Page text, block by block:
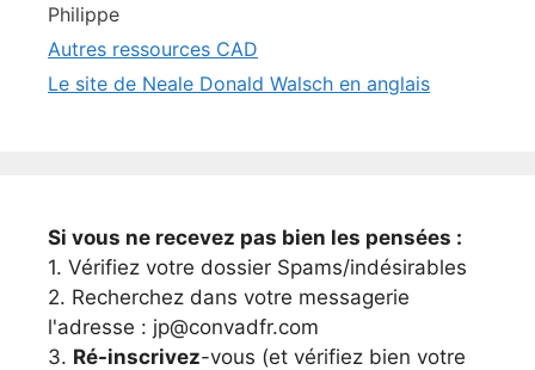
Philippe
Autres ressources CAD
Le site de Neale Donald Walsch en anglais
Si vous ne recevez pas bien les pensées :
1. Vérifiez votre dossier Spams/indésirables
2. Recherchez dans votre messagerie
l'adresse : jp@convadfr.com
3. Ré-inscrivez-vous (et vérifiez bien votre